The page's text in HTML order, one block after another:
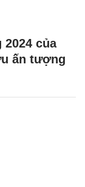
của
ấn tượng